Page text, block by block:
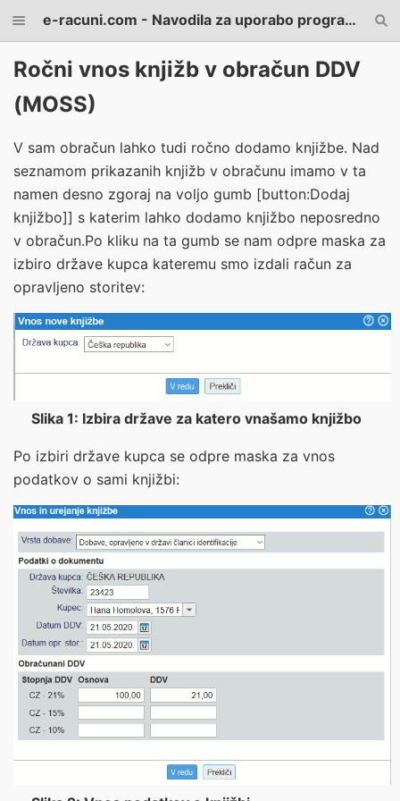
e-racuni.com - Navodila za uporabo programa
Ročni vnos knjižb v obračun DDV
(MOSS)
V sam obračun lahko tudi ročno dodamo knjižbe. Nad
seznamom prikazanih knjižb v obračunu imamo v ta
namen desno zgoraj na voljo gumb [button:Dodaj
knjižbo]] s katerim lahko dodamo knjižbo neposredno
v obračun.Po kliku na ta gumb se nam odpre maska za
izbiro države kupca kateremu smo izdali račun za
opravljeno storitev:
Slika 1: Izbira države za katero vnašamo knjižbo
Po izbiri države kupca se odpre maska za vnos
podatkov o sami knjižbi: